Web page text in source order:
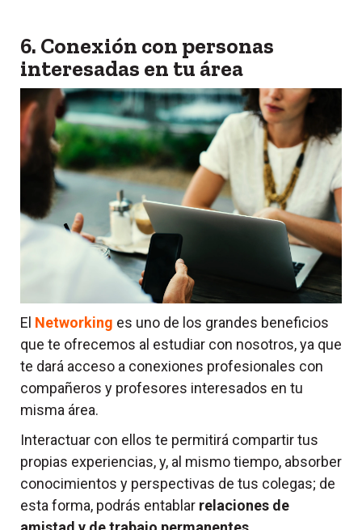
6. Conexión con personas
interesadas en tu área
El Networking es uno de los grandes beneficios
que te ofrecemos al estudiar con nosotros, ya que
te dará acceso a conexiones profesionales con
compañeros y profesores interesados en tu
misma área.
Interactuar con ellos te permitirá compartir tus
propias experiencias, y, al mismo tiempo, absorber
conocimientos y perspectivas de tus colegas; de
esta forma, podrás entablar relaciones de